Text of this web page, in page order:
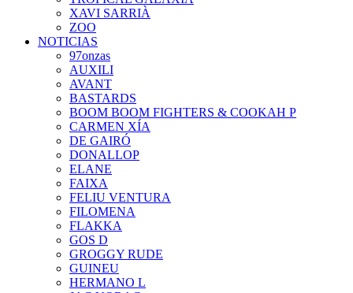
XAVI SARRIÀ
ZOO
NOTICIAS
97onzas
AUXILI
AVANT
BASTARDS
BOOM BOOM FIGHTERS & COOKAH P
CARMEN XÍA
DE GAIRÓ
DONALLOP
ELANE
FAIXA
FELIU VENTURA
FILOMENA
FLAKKA
GOS D
GROGGY RUDE
GUINEU
HERMANO L